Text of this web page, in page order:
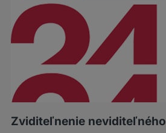
Zviditeľnenie neviditeľného